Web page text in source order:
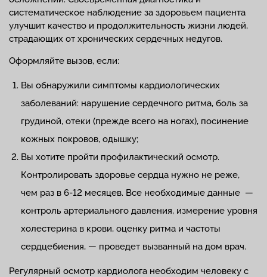
систематическое наблюдение за здоровьем пациента
улучшит качество и продолжительность жизни людей,
страдающих от хронических сердечных недугов.
Оформляйте вызов, если:
Вы обнаружили симптомы кардиологических
заболеваний: нарушение сердечного ритма, боль за
грудиной, отеки (прежде всего на ногах), посинение
кожных покровов, одышку;
Вы хотите пройти профилактический осмотр.
Контролировать здоровье сердца нужно не реже,
чем раз в 6-12 месяцев. Все необходимые данные —
контроль артериального давления, измерение уровня
холестерина в крови, оценку ритма и частоты
сердцебиения, — проведет вызванный на дом врач.
Регулярный осмотр кардиолога необходим человеку с